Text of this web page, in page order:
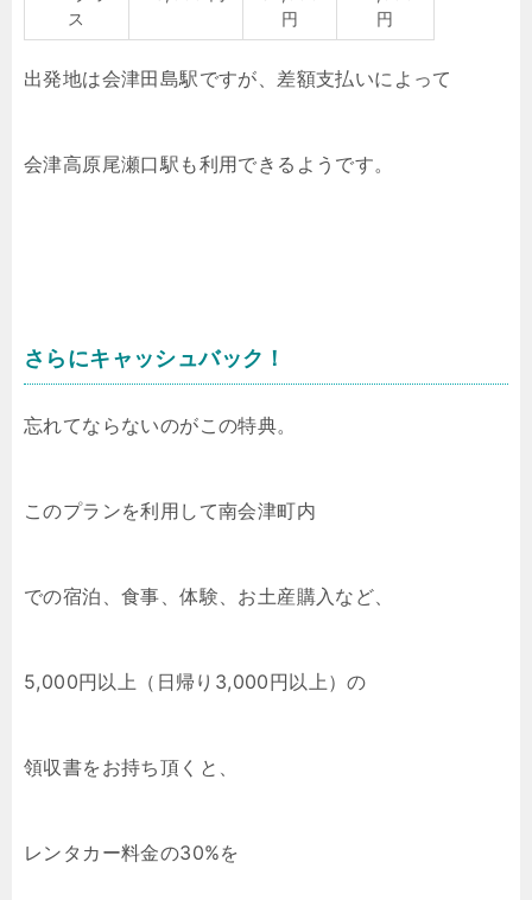
ス
円
円
出発地は会津田島駅ですが、差額支払いによって
会津高原尾瀬口駅も利用できるようです。
さらにキャッシュバック！
忘れてならないのがこの特典。
このプランを利用して南会津町内
での宿泊、食事、体験、お土産購入など、
5,000円以上（日帰り3,000円以上）の
領収書をお持ち頂くと、
レンタカー料金の30%を